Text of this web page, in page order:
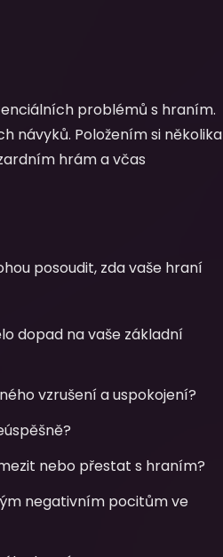
problémů s hraním.
návyků. Položením si několika
hrám a včas
posoudit, zda vaše hraní
dopad na vaše základní
vzrušení a uspokojení?
nebo přestat s hraním?
negativním pocitům ve